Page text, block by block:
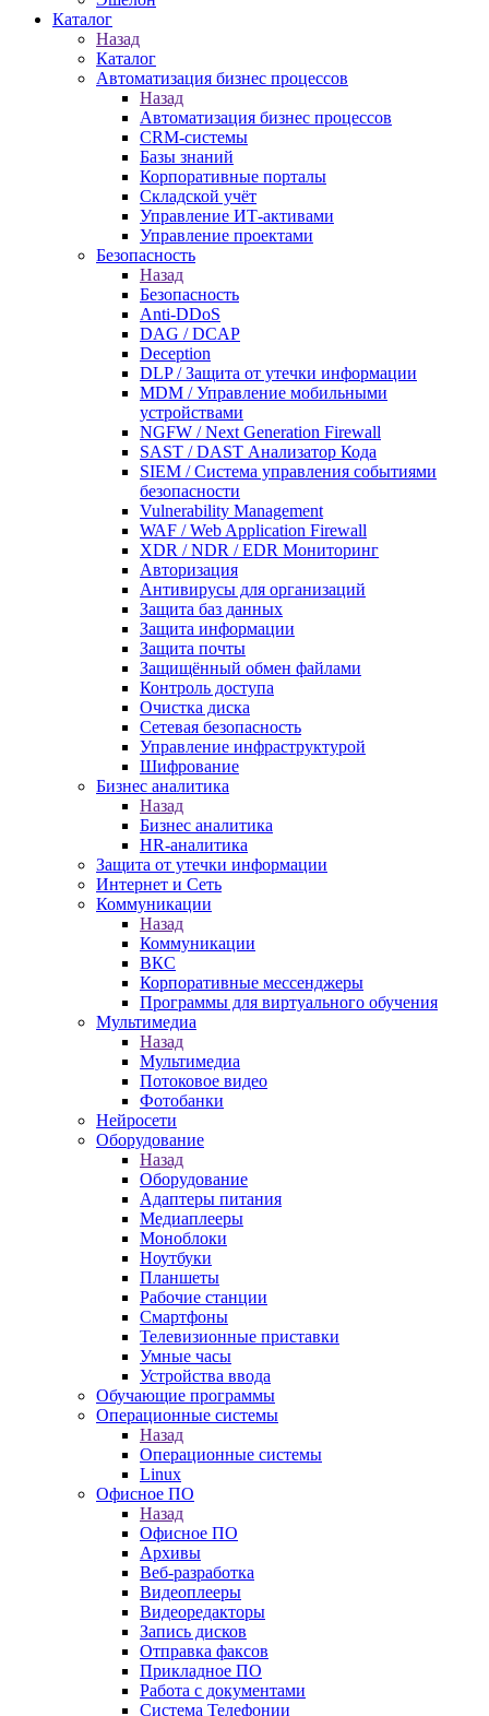
Каталог
Назад
Каталог
Автоматизация бизнес процессов
Назад
Автоматизация бизнес процессов
CRM-системы
Базы знаний
Корпоративные порталы
Складской учёт
Управление ИТ-активами
Управление проектами
Безопасность
Назад
Безопасность
Anti-DDoS
DAG / DCAP
Deception
DLP / Защита от утечки информации
MDM / Управление мобильными
устройствами
NGFW / Next Generation Firewall
SAST / DAST Анализатор Кода
SIEM / Система управления событиями
безопасности
Vulnerability Management
WAF / Web Application Firewall
XDR / NDR / EDR Мониторинг
Авторизация
Антивирусы для организаций
Защита баз данных
Защита информации
Защита почты
Защищённый обмен файлами
Контроль доступа
Очистка диска
Сетевая безопасность
Управление инфраструктурой
Шифрование
Бизнес аналитика
Назад
Бизнес аналитика
HR-аналитика
Защита от утечки информации
Интернет и Сеть
Коммуникации
Назад
Коммуникации
ВКС
Корпоративные мессенджеры
Программы для виртуального обучения
Мультимедиа
Назад
Мультимедиа
Потоковое видео
Фотобанки
Нейросети
Оборудование
Назад
Оборудование
Адаптеры питания
Медиаплееры
Моноблоки
Ноутбуки
Планшеты
Рабочие станции
Смартфоны
Телевизионные приставки
Умные часы
Устройства ввода
Обучающие программы
Операционные системы
Назад
Операционные системы
Linux
Офисное ПО
Назад
Офисное ПО
Архивы
Веб-разработка
Видеоплееры
Видеоредакторы
Запись дисков
Отправка факсов
Прикладное ПО
Работа с документами
Система Телефонии